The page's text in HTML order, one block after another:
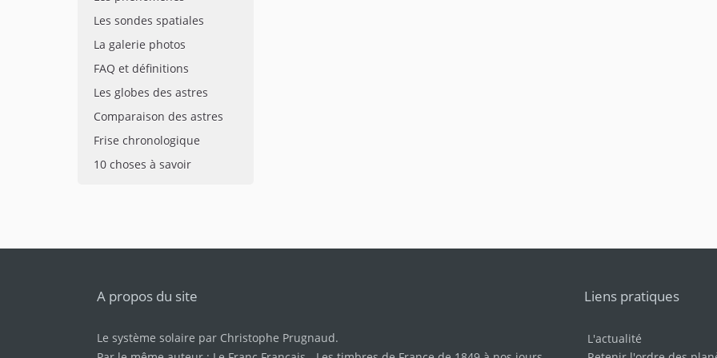
Les sondes spatiales
La galerie photos
FAQ et définitions
Les globes des astres
Comparaison des astres
Frise chronologique
10 choses à savoir
A propos du site
Le système solaire par Christophe Prugnaud.
Liens pratiques
L'actualité